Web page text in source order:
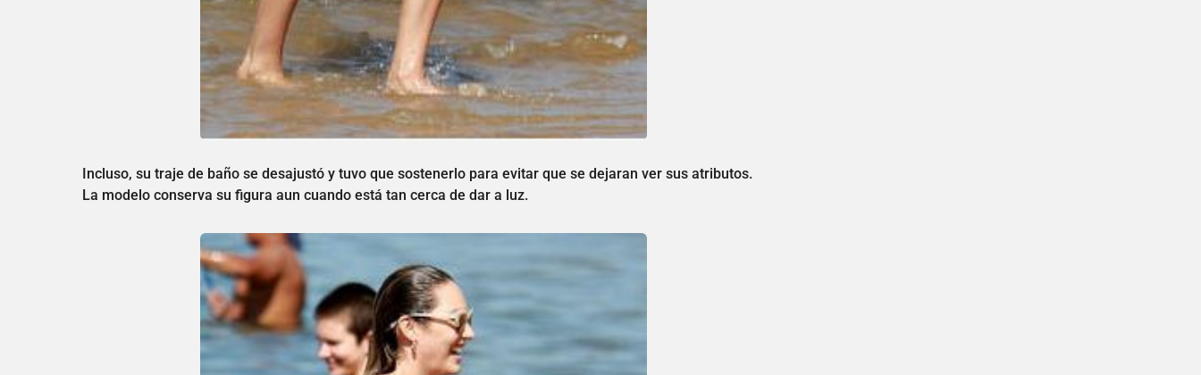
Incluso, su traje de baño se desajustó y tuvo que sostenerlo para evitar que se dejaran ver sus atributos.
La modelo conserva su figura aun cuando está tan cerca de dar a luz.